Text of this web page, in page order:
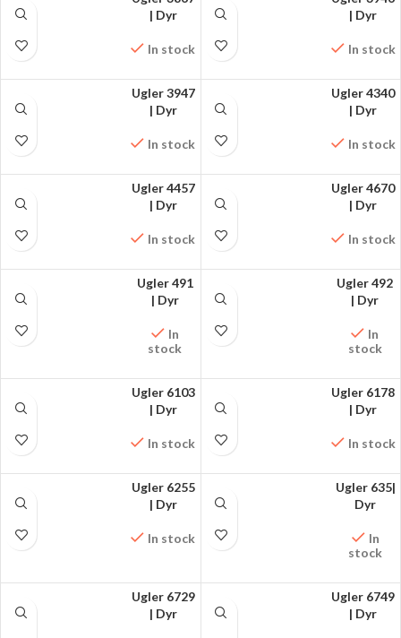
FÅ MØNSTRET PÅ
| Dyr
In stock
FÅ MØNSTRET PÅ
| Dyr
In stock
FÅ MØNSTRET PÅ
Ugler 3947
| Dyr
In stock
FÅ MØNSTRET PÅ
Ugler 4340
| Dyr
In stock
FÅ MØNSTRET PÅ
Ugler 4457
| Dyr
In stock
FÅ MØNSTRET PÅ
Ugler 4670
| Dyr
In stock
FÅ MØNSTRET PÅ
Ugler 491
| Dyr
In
stock
FÅ MØNSTRET PÅ
Ugler 492
| Dyr
In
stock
FÅ MØNSTRET PÅ
Ugler 6103
| Dyr
In stock
FÅ MØNSTRET PÅ
Ugler 6178
| Dyr
In stock
FÅ MØNSTRET PÅ
Ugler 6255
| Dyr
In stock
FÅ MØNSTRET PÅ
Ugler 635|
Dyr
In
stock
FÅ MØNSTRET PÅ
Ugler 6729
| Dyr
FÅ MØNSTRET PÅ
Ugler 6749
| Dyr